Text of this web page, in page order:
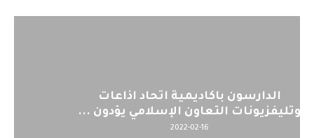
اليوم : المشاركة بالاجتماع التحضيري
لمنظمي قمة اسيا...